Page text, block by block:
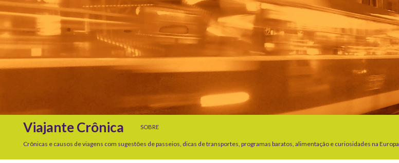
Viajante Crônica
Search
SOBRE
Crônicas e causos de viagens com sugestões de passeios, dicas de transportes, programas baratos, alimentação e curiosidades na Europa